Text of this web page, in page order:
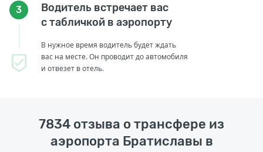
3
Водитель встречает вас
с табличкой в аэропорту
В нужное время водитель будет ждать
вас на месте. Он проводит до автомобиля
и отвезет в отель.
7834 отзыва о трансфере из
аэропорта Братиславы в